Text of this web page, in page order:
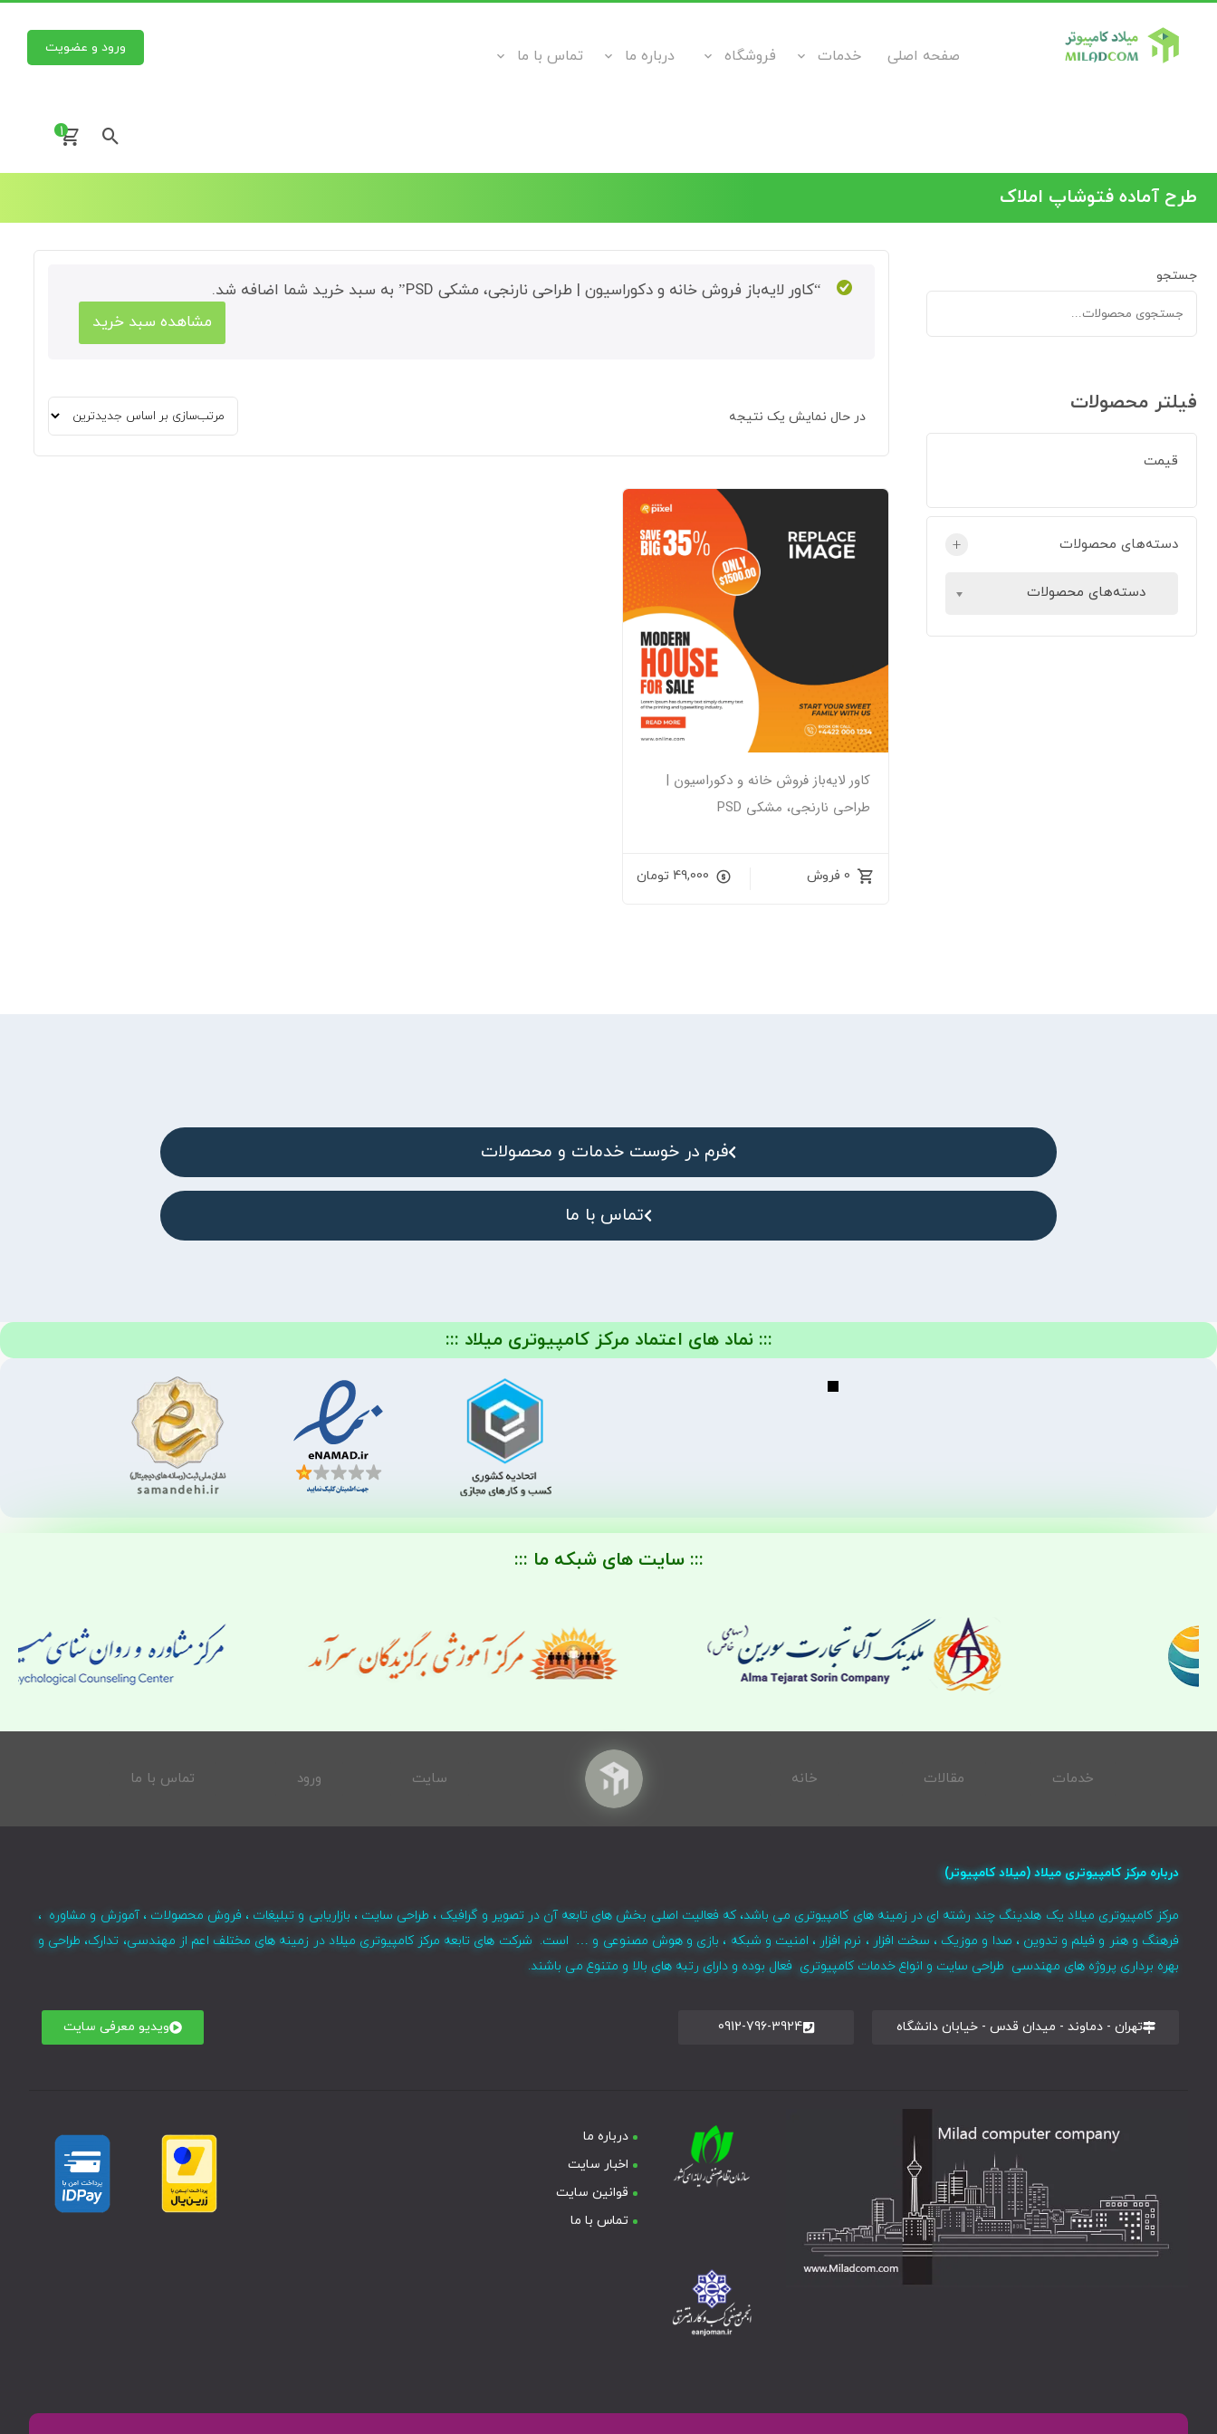
صفحه اصلی خدمات فروشگاه درباره ما تماس با ما ورود و عضویت
1
طرح آماده فتوشاپ املاک
“کاور لایه‌باز فروش خانه و دکوراسیون | طراحی نارنجی، مشکی PSD” به سبد خرید شما اضافه شد.
مشاهده سبد خرید
در حال نمایش یک نتیجه
کاور لایه‌باز فروش خانه و دکوراسیون |
طراحی نارنجی، مشکی PSD
0 فروش 49,000 تومان
جستجو
فیلتر محصولات
قیمت
دسته‌های محصولات +
دسته‌های محصولات
فرم در خوست خدمات و محصولات
تماس با ما
::: نماد های اعتماد مرکز کامپیوتری میلاد :::
::: سایت های شبکه ما :::
خدمات مقالات خانه سایت ورود تماس با ما
درباره مرکز کامپیوتری میلاد (میلاد کامپیوتر)
مرکز کامپیوتری میلاد یک هلدینگ چند رشته ای در زمینه های کامپیوتری می باشد، که فعالیت اصلی بخش های تابعه آن در تصویر و گرافیک ، طراحی سایت ، بازاریابی و تبلیغات ، فروش محصولات ، آموزش و مشاوره ،
فرهنگ و هنر و فیلم و تدوین ، صدا و موزیک ، سخت افزار ، نرم افزار ، امنیت و شبکه ، بازی و هوش مصنوعی و … است. شرکت های تابعه مرکز کامپیوتری میلاد در زمینه های مختلف اعم از مهندسی، تدارک، طراحی و
بهره برداری پروژه های مهندسی طراحی سایت و انواع خدمات کامپیوتری فعال بوده و دارای رتبه های بالا و متنوع می باشند.
تهران - دماوند - میدان قدس - خیابان دانشگاه 0912-796-3924 ویدیو معرفی سایت
درباره ما
اخبار سایت
قوانین سایت
تماس با ما